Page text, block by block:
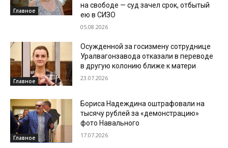
Главное
на свободе — суд зачел срок, отбытый
ею в СИЗО
05.08.2026
Главное
Осужденной за госизмену сотруднице
Уралвагонзавода отказали в переводе
в другую колонию ближе к матери
23.07.2026
Главное
Бориса Надеждина оштрафовали на
тысячу рублей за «демонстрацию»
фото Навального
17.07.2026